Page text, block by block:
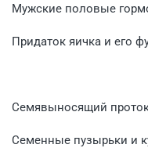
Мужские половые
Придаток яичка и его
Семявыносящий
Семенные пузырьки и